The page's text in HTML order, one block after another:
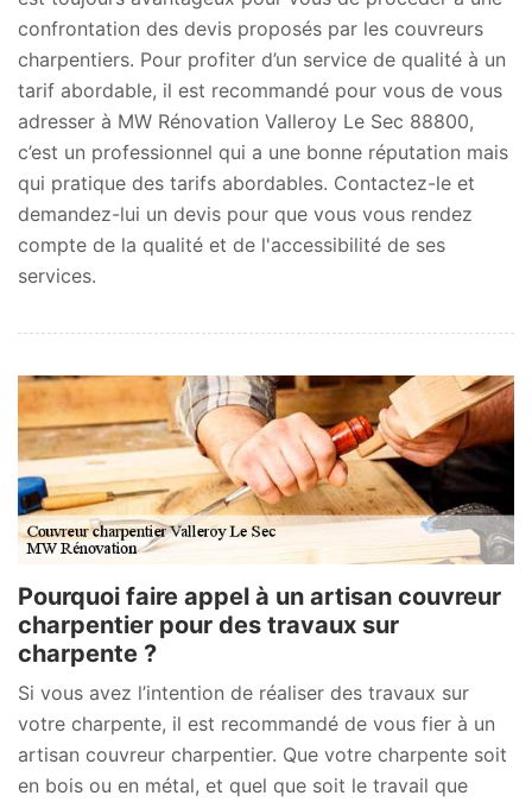
confrontation des devis proposés par les couvreurs
charpentiers. Pour profiter d’un service de qualité à un
tarif abordable, il est recommandé pour vous de vous
adresser à MW Rénovation Valleroy Le Sec 88800,
c’est un professionnel qui a une bonne réputation mais
qui pratique des tarifs abordables. Contactez-le et
demandez-lui un devis pour que vous vous rendez
compte de la qualité et de l'accessibilité de ses
services.
Pourquoi faire appel à un artisan couvreur
charpentier pour des travaux sur
charpente ?
Si vous avez l’intention de réaliser des travaux sur
votre charpente, il est recommandé de vous fier à un
artisan couvreur charpentier. Que votre charpente soit
en bois ou en métal, et quel que soit le travail que